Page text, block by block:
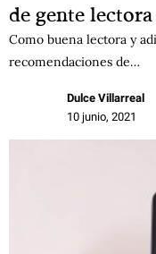
de gente lectora
Como buena lectora y
recomendaciones de…
Dulce Villarreal
10 junio, 2021